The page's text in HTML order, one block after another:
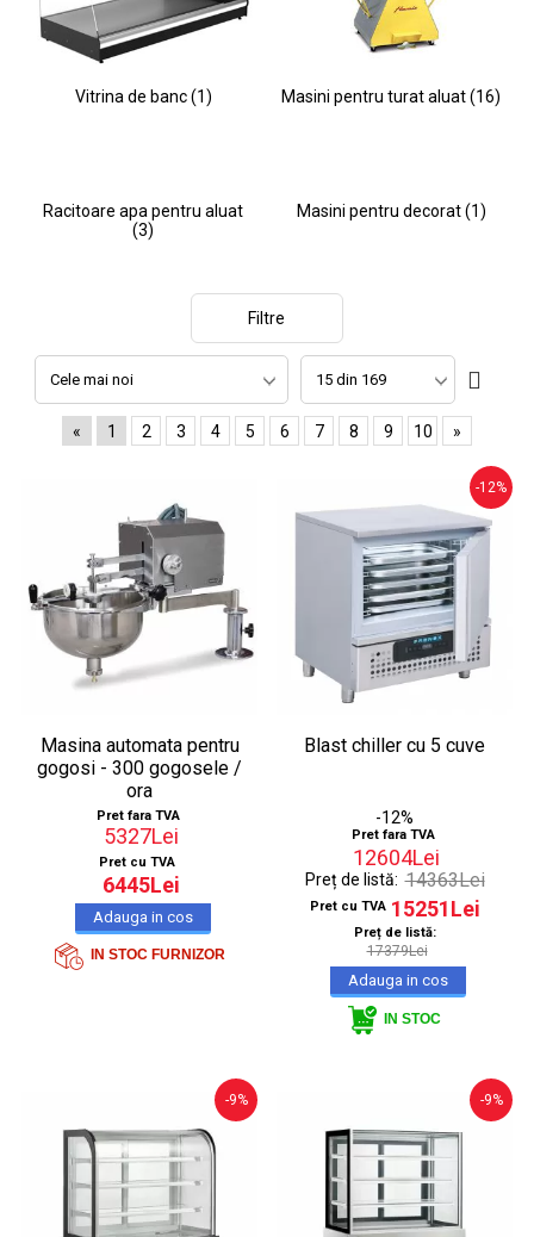
Vitrina de banc (1) Masini pentru turat aluat (16)
Racitoare apa pentru aluat
(3)
Masini pentru decorat (1)
Filtre
« 1 2 3 4 5 6 7 8 9 10 »
Masina automata pentru
gogosi - 300 gogosele /
ora
Pret fara TVA
5327Lei
Pret cu TVA
6445Lei
IN STOC FURNIZOR
-12%
Blast chiller cu 5 cuve
-12%
Pret fara TVA
12604Lei
Preț de listă: 14363Lei
Pret cu TVA 15251Lei
Preț de listă:
17379Lei
IN STOC
-9% -9%